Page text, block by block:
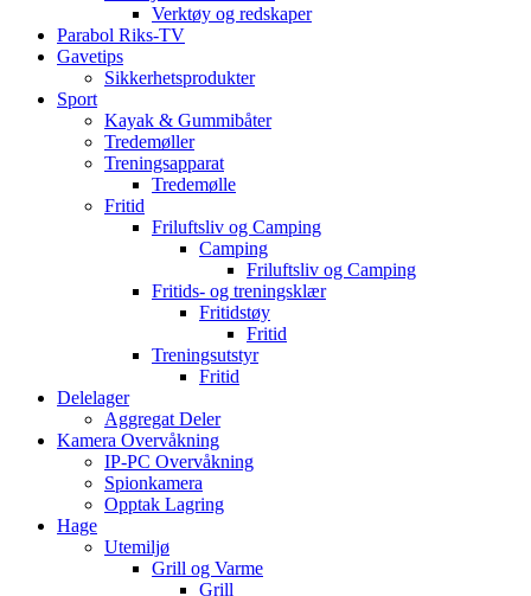
Verktøy og redskaper
Parabol Riks-TV
Gavetips
Sikkerhetsprodukter
Sport
Kayak & Gummibåter
Tredemøller
Treningsapparat
Tredemølle
Fritid
Friluftsliv og Camping
Camping
Friluftsliv og Camping
Fritids- og treningsklær
Fritidstøy
Fritid
Treningsutstyr
Fritid
Delelager
Aggregat Deler
Kamera Overvåkning
IP-PC Overvåkning
Spionkamera
Opptak Lagring
Hage
Utemiljø
Grill og Varme
Grill